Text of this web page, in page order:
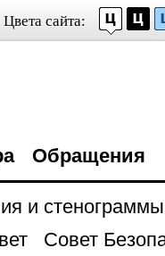
Цвета сайта:
Обращения
и стенограммы
Совет